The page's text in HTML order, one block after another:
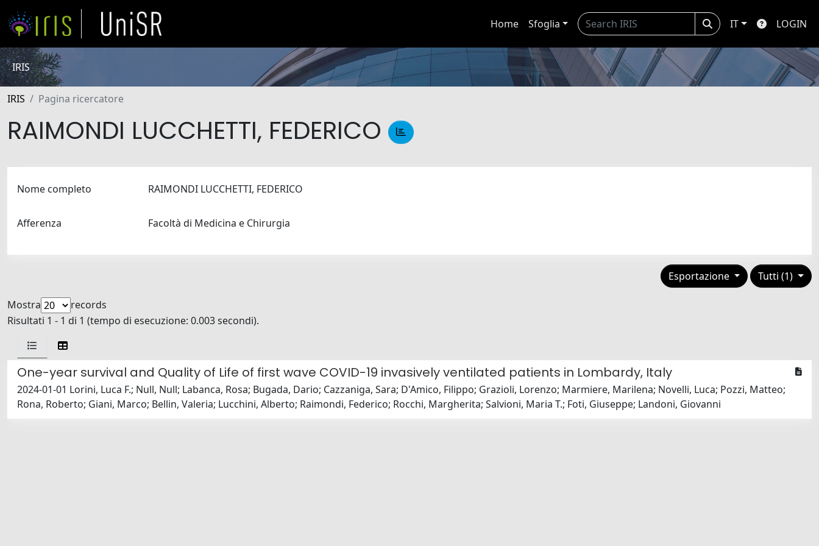
Home Sfoglia IT LOGIN
IRIS
IRIS Pagina ricercatore
RAIMONDI LUCCHETTI, FEDERICO
Nome completo RAIMONDI LUCCHETTI, FEDERICO
Afferenza Facoltà di Medicina e Chirurgia
Tutti (1)
Esportazione
Mostra
records
Risultati 1 - 1 di 1 (tempo di esecuzione: 0.003 secondi).
One-year survival and Quality of Life of first wave COVID-19 invasively ventilated patients in Lombardy, Italy
2024-01-01 Lorini, Luca F.; Null, Null; Labanca, Rosa; Bugada, Dario; Cazzaniga, Sara; D'Amico, Filippo; Grazioli, Lorenzo; Marmiere, Marilena; Novelli, Luca; Pozzi, Matteo;
Rona, Roberto; Giani, Marco; Bellin, Valeria; Lucchini, Alberto; Raimondi, Federico; Rocchi, Margherita; Salvioni, Maria T.; Foti, Giuseppe; Landoni, Giovanni